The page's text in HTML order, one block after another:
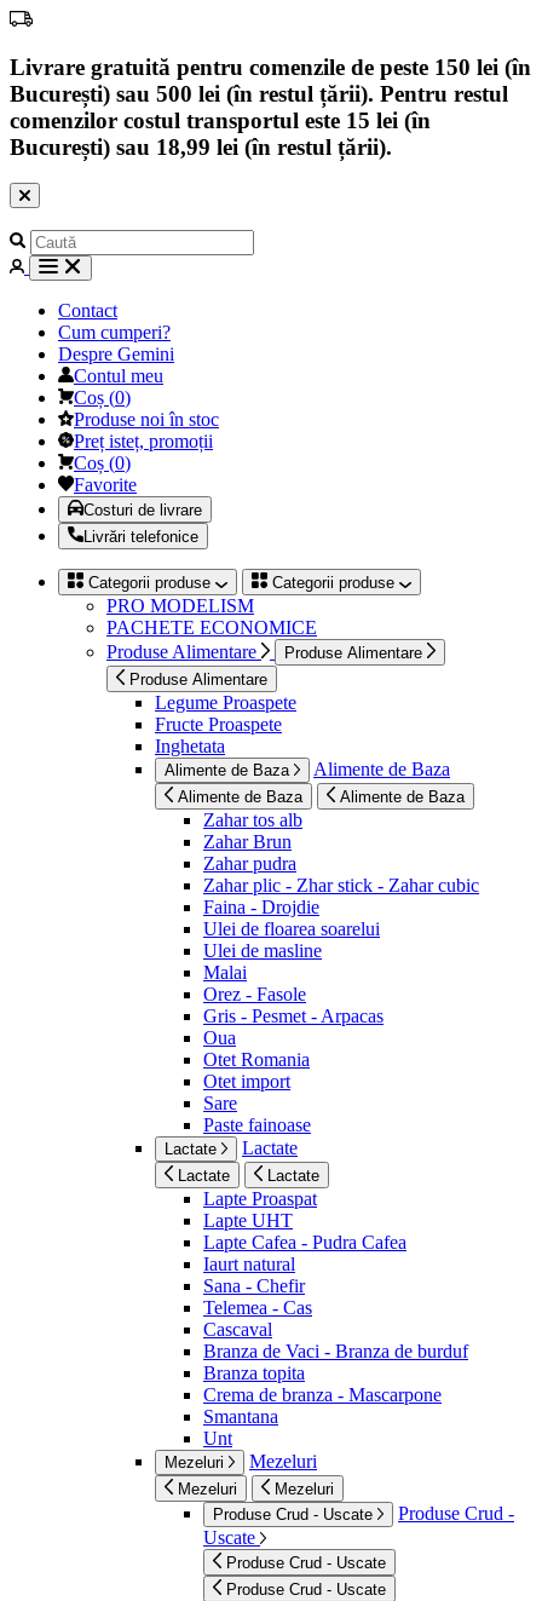
Livrare gratuită pentru comenzile de peste 150 lei (în
București) sau 500 lei (în restul țării). Pentru restul
comenzilor costul transportul este 15 lei (în
București) sau 18,99 lei (în restul țării).
Contact
Cum cumperi?
Despre Gemini
Contul meu
Coș (0)
Produse noi în stoc
Preț isteț, promoții
Coș (0)
Favorite
Costuri de livrare
Livrări telefonice
Categorii produse Categorii produse
PRO MODELISM
PACHETE ECONOMICE
Produse Alimentare
Produse Alimentare
Produse Alimentare
Legume Proaspete
Fructe Proaspete
Inghetata
Alimente de Baza Alimente de Baza
Alimente de Baza Alimente de Baza
Zahar tos alb
Zahar Brun
Zahar pudra
Zahar plic - Zhar stick - Zahar cubic
Faina - Drojdie
Ulei de floarea soarelui
Ulei de masline
Malai
Orez - Fasole
Gris - Pesmet - Arpacas
Oua
Otet Romania
Otet import
Sare
Paste fainoase
Lactate Lactate
Lactate Lactate
Lapte Proaspat
Lapte UHT
Lapte Cafea - Pudra Cafea
Iaurt natural
Sana - Chefir
Telemea - Cas
Cascaval
Branza de Vaci - Branza de burduf
Branza topita
Crema de branza - Mascarpone
Smantana
Unt
Mezeluri Mezeluri
Mezeluri
Mezeluri
Produse Crud - Uscate
Produse Crud -
Uscate
Produse Crud - Uscate
Produse Crud - Uscate